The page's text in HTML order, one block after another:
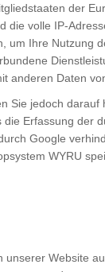
der
die volle IP-
um Ihre Nutzung
anderen Daten
Sie jedoch darauf
Erfassung der
Google
WYRU
Website